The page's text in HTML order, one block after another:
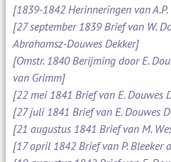
[1839-1842 Herinneringen van A.P.
[27 september 1839 Brief van W.
Abrahamsz-Douwes Dekker]
[Omstr. 1840 Berijming door E.
van Grimm]
[22 mei 1841 Brief van E. Douwes
[27 juli 1841 Brief van E. Douwes
[21 augustus 1841 Brief van M.
[17 april 1842 Brief van P. Bleeker